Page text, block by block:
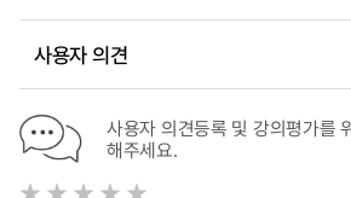
unter besonderer Berücksichtigung
사용자 의견
사용자 의견등록 및 강의평가를
해주세요.